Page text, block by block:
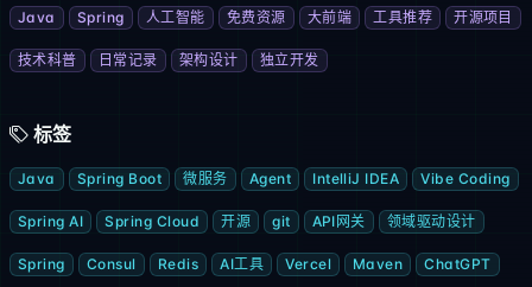
Java Spring 人工智能 免费资源 大前端 工具推荐 开源项目
技术科普 日常记录 架构设计 独立开发
标签
Java Spring Boot 微服务 Agent IntelliJ IDEA Vibe Coding
Spring AI Spring Cloud 开源 git API网关 领域驱动设计
Spring Consul Redis AI工具 Vercel Maven ChatGPT